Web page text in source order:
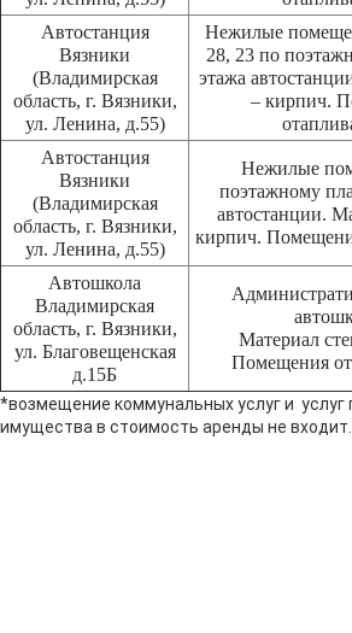
Автостанция
Вязники
(Владимирская
область, г. Вязники,
ул. Ленина, д.55)
Нежилые
28, 23 по
этажа
– кирпич.
Автостанция
Вязники
(Владимирская
область, г. Вязники,
ул. Ленина, д.55)
Нежилые
поэтажному
автостанции.
кирпич.
Автошкола
Владимирская
область, г. Вязники,
ул. Благовещенская
д.15Б
Материал
Помещения
*возмещение коммунальных услуг и
имущества в стоимость аренды не входит.